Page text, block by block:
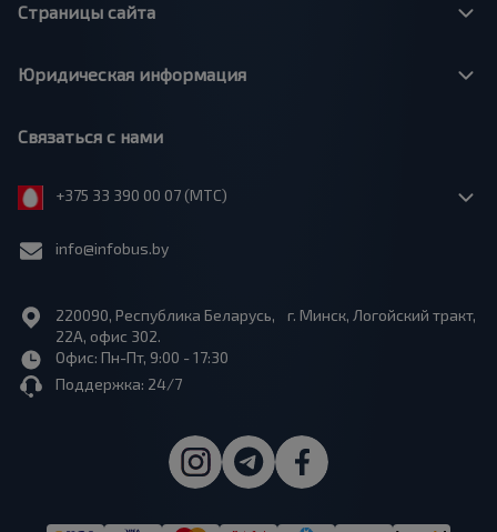
Страницы сайта
Юридическая информация
Связаться с нами
+375 33 390 00 07 (МТС)
info@infobus.by
220090, Республика Беларусь, г. Минск, Логойский тракт,
22А, офис 302.
Офис: Пн-Пт, 9:00 - 17:30
Поддержка: 24/7